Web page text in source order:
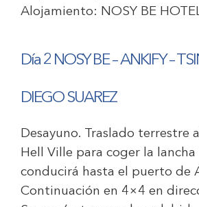
Alojamiento: NOSY BE
Día 2 NOSY BE – ANKIFY –
DIEGO SUAREZ
Desayuno. Traslado terrestre
Hell Ville para coger la lancha
conducirá hasta el puerto de
Continuación en 4×4 en